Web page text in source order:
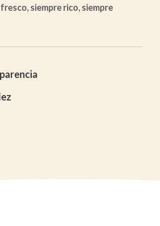
fresco, siempre rico, siempre